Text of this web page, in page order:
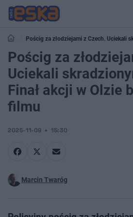
Pościg za złodziejami z Czech. Uciekali
Olzie był jak z filmu
Pościg za
Uciekali
Finał akcji w Olzie
filmu
2025-11-09 15:30
Marcin Twaróg